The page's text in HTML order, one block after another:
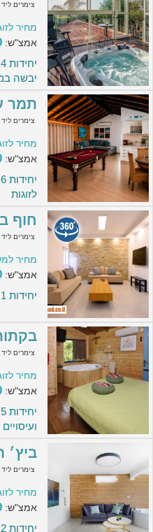
צימרים ליד
מחיר
אמצ"ש:
יבשה
תמר
צימרים ליד
מחיר
אמצ"ש:
לזוגות
חוף
צימרים ליד
מחיר
אמצ"ש:
יחידות 1, מתאים למשפחות
צימרים ליד
מחיר
אמצ"ש:
ועיסויים
ביץ׳
צימרים ליד
מחיר
אמצ"ש:
יחידות 2, ג'קוזי, מתאים לזוגות